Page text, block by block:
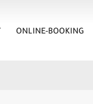
ONLINE-BOOKING